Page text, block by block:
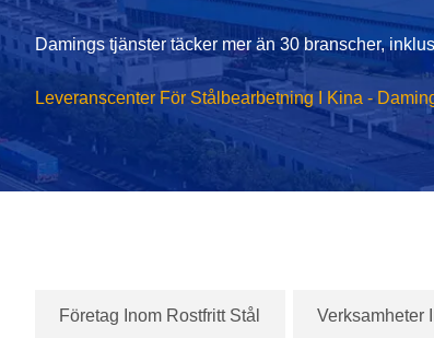
Damings tjänster täcker mer än 30 branscher,
Leveranscenter För Stålbearbetning I Kina -
Företag Inom Rostfritt Stål Verksamheter